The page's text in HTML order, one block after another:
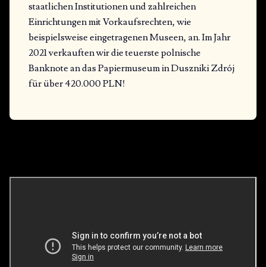
staatlichen Institutionen und zahlreichen
Einrichtungen mit Vorkaufsrechten, wie
beispielsweise eingetragenen Museen, an. Im Jahr
2021 verkauften wir die teuerste polnische
Banknote an das Papiermuseum in Duszniki Zdrój
für über 420.000 PLN!